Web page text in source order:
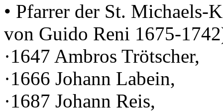
• Pfarrer der St. Michaels-
von Guido Reni 1675-
·1647 Ambros Trötscher,
·1666 Johann Labein,
·1687 Johann Reis,